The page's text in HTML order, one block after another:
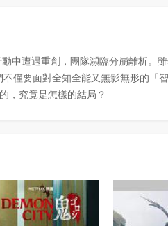
中遭遇重創，團隊瀕臨分崩離析。
僅要面對全知全能又無影無形的「
，究竟是怎樣的結局？